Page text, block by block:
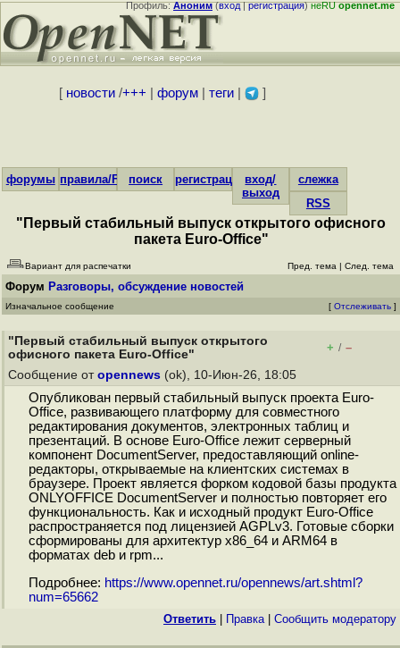
Профиль:Аноним(вход|регистрация)неRUopennet.me
[ новости/+++ форум| теги| ]
форумы правила/FAQпоиск регистрациявход/
выход
слежка
RSS
"Первый стабильный выпуск открытого офисного
пакета Euro-Office"
Вариант для распечатки Пред. тема | След. тема
Форум Разговоры, обсуждение новостей
Изначальное сообщение [ Отслеживать ]
"Первый стабильный выпуск открытого
офисного пакета Euro-Office"
+ / –
Сообщение от opennews (ok), 10-Июн-26, 18:05
Опубликован первый стабильный выпуск проекта Euro-
Office, развивающего платформу для совместного
редактирования документов, электронных таблиц и
презентаций. В основе Euro-Office лежит серверный
компонент DocumentServer, предоставляющий online-
редакторы, открываемые на клиентских системах в
браузере. Проект является форком кодовой базы продукта
ONLYOFFICE DocumentServer и полностью повторяет его
функциональность. Как и исходный продукт Euro-Office
распространяется под лицензией AGPLv3. Готовые сборки
сформированы для архитектур x86_64 и ARM64 в
форматах deb и rpm...
Подробнее: https://www.opennet.ru/opennews/art.shtml?
num=65662
Ответить Правка| Cообщить модератору